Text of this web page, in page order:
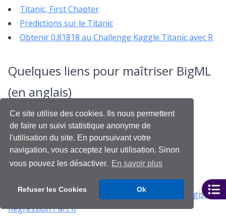
Ce site utilise des cookies. Ils nous permettent
de faire un suivi statistique anonyme de
l'utilisation du site. En poursuivant votre
navigation, vous acceptez leur utilisation. Sinon
vous pouvez les désactiver. En savoir plus
Refuser les Cookies Ok
Titanic, First Chapter
Predictions sur le Titanic
Obtenir 0.81818 au Challenge Kaggle Titanic avec R
Quelques liens pour maîtriser BigML
(en anglais)
BigML Education Videos
BigML – How to create a Dataset
BigML – How to create a Data Source
BigML – How to create a Model
BigML – How to generate Predictions
BigML – How to interact with a Model
Classification and Regression with BigML – Logistic
Regression Part II